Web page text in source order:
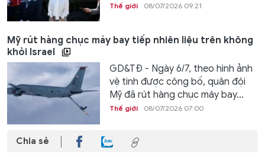
Thế giới 08/07/2026 09:21
Mỹ rút hàng chục máy bay tiếp nhiên liệu trên không
khỏi Israel
GD&TĐ - Ngày 6/7, theo hình ảnh
vệ tinh được công bố, quân đội
Mỹ đã rút hàng chục máy bay...
Thế giới 08/07/2026 07:00
Chia sẻ